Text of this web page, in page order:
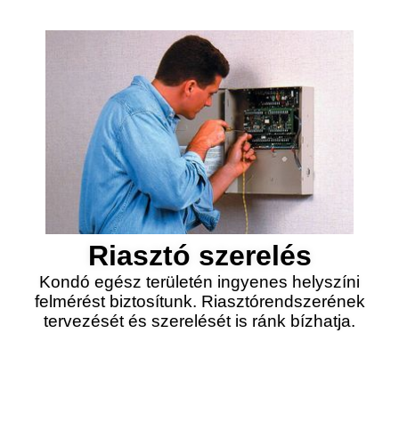
Riasztó szerelés
Kondó egész területén ingyenes helyszíni
felmérést biztosítunk. Riasztórendszerének
tervezését és szerelését is ránk bízhatja.